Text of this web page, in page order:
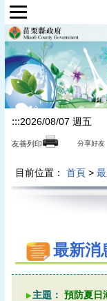
跳到主要內容區塊
:::2026/08/07 週五
友善列印 分享好友
目前位置： 首頁>
最新消
主題： 預防夏日